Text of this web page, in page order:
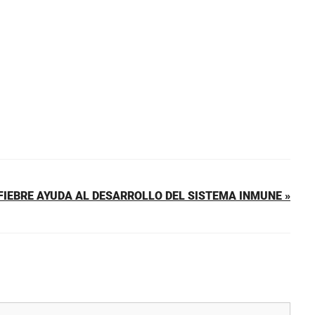
AYUDA AL DESARROLLO DEL SISTEMA INMUNE »